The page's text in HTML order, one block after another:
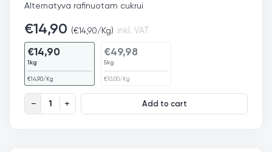
Alternatyva rafinuotam cukrui
€14,90 (€14,90/Kg) inkl. VAT
€14,90
1kg
€14,90/Kg
€49,98
5kg
€10,00/Kg
Datulių cukrus, ekologiškas quantityAdd to cart